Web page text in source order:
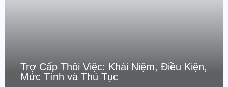
Trợ Cấp Thôi Việc: Khái Niệm, Điều Kiện,
Mức Tính và Thủ Tục